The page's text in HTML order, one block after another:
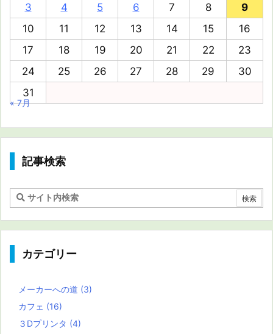
3
4 5 6 7 8
9
10
11 12 13 14 15
16
17
18 19 20 21 22
23
24
25 26 27 28 29
30
31
« 7月
記事検索
カテゴリー
メーカーへの道 (3)
カフェ (16)
３Dプリンタ (4)